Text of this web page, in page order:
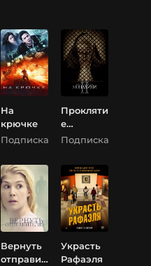
На
крючке
Подписка
Прокляти
е
монахин
Подписка
Вернуть
отправит
Украсть
Рафаэля